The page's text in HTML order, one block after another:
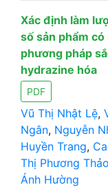
Xác định làm
số sản phẩm
phương pháp
hydrazine hóa
PDF
Vũ Thị Nhật Lệ,
Ngân, Nguyễn
Huyền Trang,
Thị Phương Thảo
Ánh Hường